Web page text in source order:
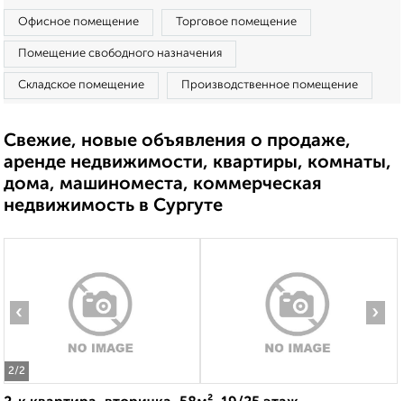
Офисное помещение Торговое помещение
Помещение свободного назначения
Складское помещение Производственное помещение
Свежие, новые объявления о продаже,
аренде недвижимости, квартиры, комнаты,
дома, машиноместа, коммерческая
недвижимость в Сургуте
2/2
‹ ›